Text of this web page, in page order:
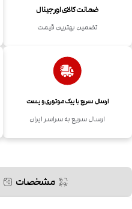
ضمانت کالای اورجینال
تضمین بهترین قیمت
ارسال سریع با پیک موتوری و پست
ارسال سریع به سراسر ایران
مشخصات